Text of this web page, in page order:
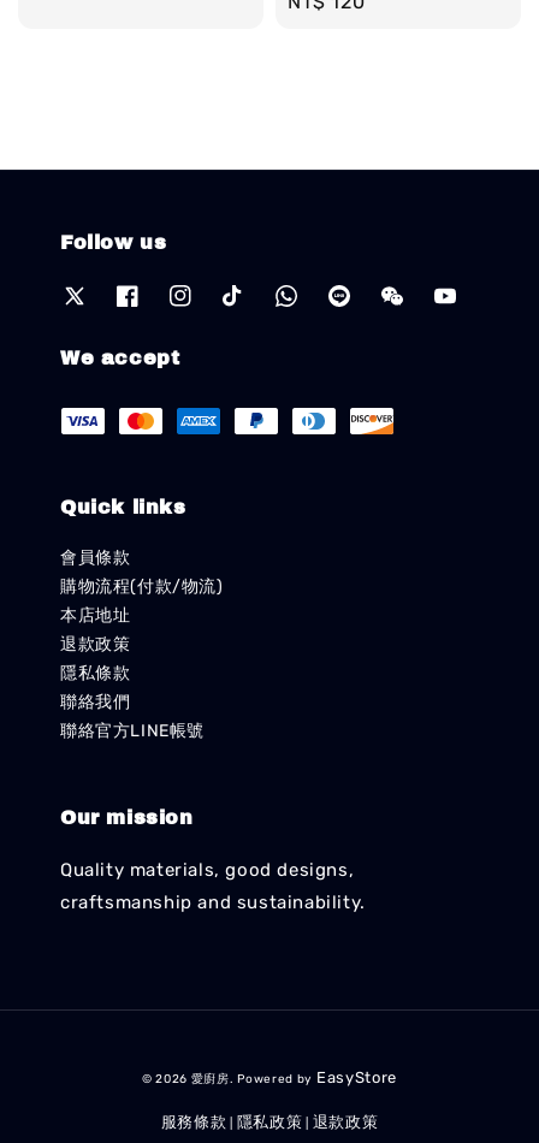
Follow us
We accept
Quick links
會員條款
購物流程(付款/物流)
本店地址
退款政策
隱私條款
聯絡我們
聯絡官方LINE帳號
Our mission
Quality materials, good designs,
craftsmanship and sustainability.
© 2026 愛廚房. Powered by EasyStore
服務條款 隱私政策 退款政策